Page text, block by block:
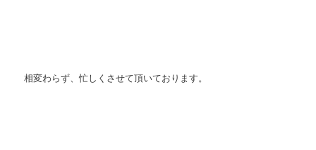
相変わらず、忙しくさせて頂いております。